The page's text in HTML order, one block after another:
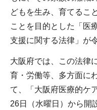
どもを生み、育てるこ
ことを目的とした「医
支援に関する法律」が
大阪府では、この法律
育・労働等、多方面に
て、「大阪府医療的ケ
26日（水曜日）から開